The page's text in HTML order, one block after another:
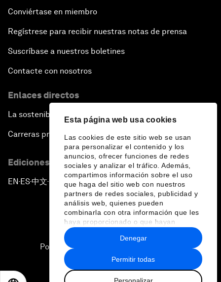
Esta página web usa cookies
Las cookies de este sitio web se usan
para personalizar el contenido y los
anuncios, ofrecer funciones de redes
sociales y analizar el tráfico. Además,
compartimos información sobre el uso
que haga del sitio web con nuestros
partners de redes sociales, publicidad y
análisis web, quienes pueden
combinarla con otra información que les
haya proporcionado o que hayan
recopilado a partir del uso que haya
hecho de sus servicios.
Permitir todas
Personalizar
Denegar
Conviértase en miembro
Regístrese para recibir nuestras notas de prensa
Suscríbase a nuestros boletines
Contacte con nosotros
Enlaces directos
La sostenibilidad en el Foro
Carreras profesionales
Ediciones en otros idiomas
EN ▪ES▪中文▪ 日本語
Política de privacidad y normas de uso
Sitemap